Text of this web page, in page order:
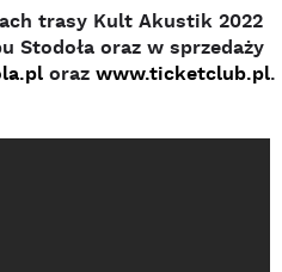
trasy Kult Akustik 2022
Stodoła oraz w sprzedaży
oraz www.ticketclub.pl.